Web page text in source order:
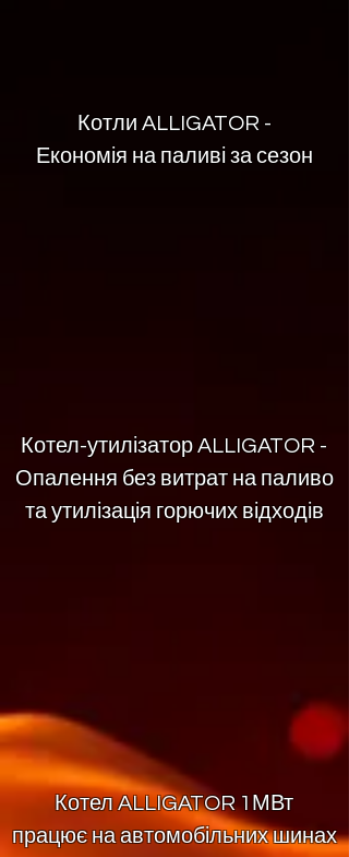
Котли ALLIGATOR -
Економія на паливі за сезон
Котел-утилізатор ALLIGATOR -
Опалення без витрат на паливо
та утилізація горючих відходів
Котел ALLIGATOR 1МВт
працює на автомобільних шинах